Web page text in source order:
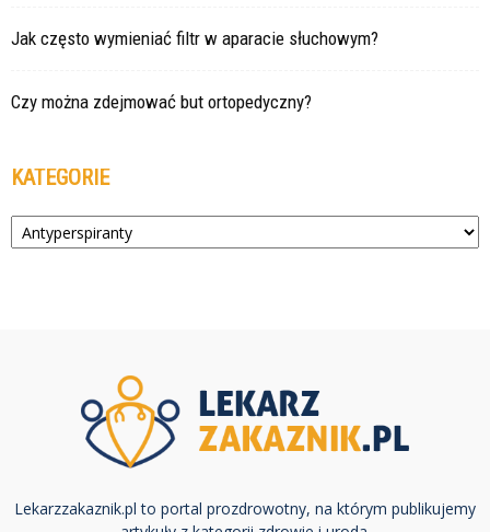
Jak często wymieniać filtr w aparacie słuchowym?
Czy można zdejmować but ortopedyczny?
KATEGORIE
Kategorie
Lekarzzakaznik.pl to portal prozdrowotny, na którym publikujemy